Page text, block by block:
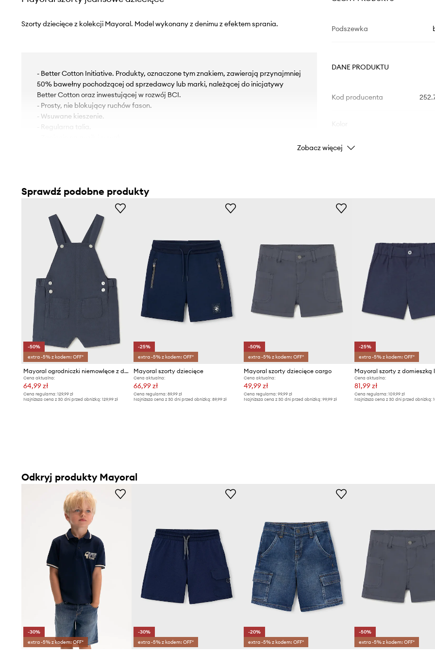
Szorty dziecięce z kolekcji Mayoral. Model wykonany z denimu z efektem sprania.
- Better Cotton Initiative. Produkty, oznaczone tym znakiem, zawierają przynajmniej
50% bawełny pochodzącej od sprzedawcy lub marki, należącej do inicjatywy
Better Cotton oraz inwestującej w rozwój BCI.
- Prosty, nie blokujący ruchów fason.
- Wsuwane kieszenie.
- Regularna talia.
Podszewka
DANE PRODUKTU
Kod producenta
Marka
ID Produktu
Zobacz więcej
Sprawdź podobne produkty
-50%
extra -5% z kodem: OFF*
Mayoral ogrodniczki niemowlęce z domieszką lnu
Cena aktualna:
64,99 zł
Cena regularna: 129,99 zł
Najniższa cena z 30 dni przed obniżką: 129,99 zł
-25%
extra -5% z kodem: OFF*
Mayoral szorty dziecięce
Cena aktualna:
66,99 zł
Cena regularna:89,99 zł
Najniższa cena z 30 dni przed obniżką:89,99 zł
-50%
extra -5% z kodem: OFF*
Mayoral szorty dziecięce cargo
Cena aktualna:
49,99 zł
Cena regularna: 99,99 zł
Najniższa cena z 30 dni przed obniżką: 99,99 zł
-25%
extra -5% z kodem: OFF*
Cena aktualna:
81,99 zł
Cena regularna: 109,99 zł
Najniższa cena z 30 dni przed obniżką:
Odkryj produkty Mayoral
-30%
extra -5% z kodem: OFF*
-30%
extra -5% z kodem: OFF*
-20%
extra -5% z kodem: OFF*
-50%
extra -5% z kodem: OFF*